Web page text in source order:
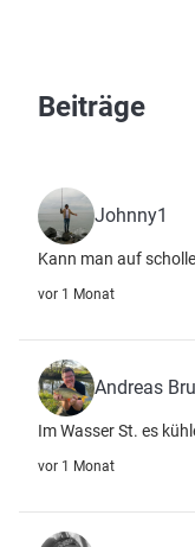
Beiträge
Johnny1
Kann man auf
vor 1 Monat
Andreas
Im Wasser St. es
vor 1 Monat